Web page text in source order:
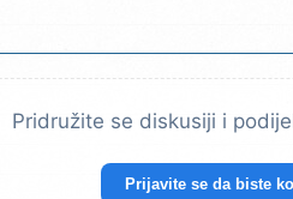
Pridružite se diskusiji i
Prijavite se da biste